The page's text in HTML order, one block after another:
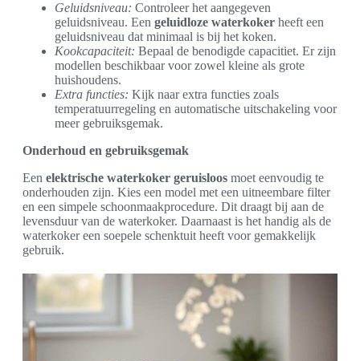
Geluidsniveau: Controleer het aangegeven
geluidsniveau. Een geluidloze waterkoker heeft een
geluidsniveau dat minimaal is bij het koken.
Kookcapaciteit: Bepaal de benodigde capacitiet. Er zijn
modellen beschikbaar voor zowel kleine als grote
huishoudens.
Extra functies: Kijk naar extra functies zoals
temperatuurregeling en automatische uitschakeling voor
meer gebruiksgemak.
Onderhoud en gebruiksgemak
Een elektrische waterkoker geruisloos moet eenvoudig te
onderhouden zijn. Kies een model met een uitneembare filter
en een simpele schoonmaakprocedure. Dit draagt bij aan de
levensduur van de waterkoker. Daarnaast is het handig als de
waterkoker een soepele schenktuit heeft voor gemakkelijk
gebruik.